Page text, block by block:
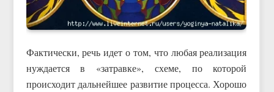
Фактически, речь идет о том, что любая реализация
нуждается в «затравке», схеме, по которой
происходит дальнейшее развитие процесса. Хорошо